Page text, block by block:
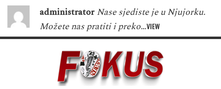
administrator Nase sjediste je u Njujorku.
Možete nas pratiti i preko…VIEW